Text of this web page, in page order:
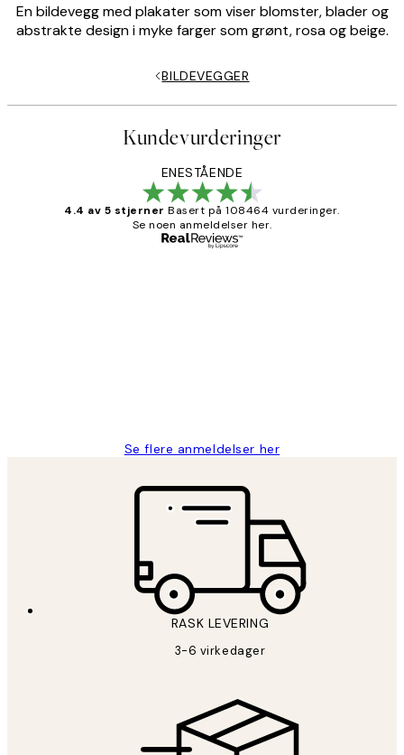
En bildevegg med plakater som viser blomster, blader og
abstrakte design i myke farger som grønt, rosa og beige.
BILDEVEGGER
Kundevurderinger
ENESTÅENDE
4.4 av 5 stjerner Basert på 108464 vurderinger.
Se noen anmeldelser her.
Se flere anmeldelser her
RASK LEVERING
3-6 virkedager